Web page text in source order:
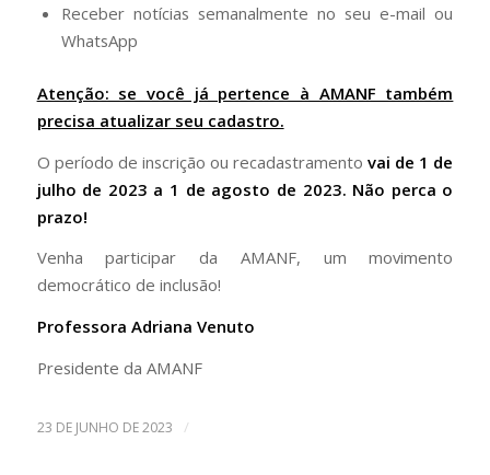
Receber notícias semanalmente no seu e-mail ou
WhatsApp
Atenção: se você já pertence à AMANF também
precisa atualizar seu cadastro.
O período de inscrição ou recadastramentovai de 1 de
julho de 2023 a 1 de agosto de 2023. Não perca o
prazo!
Venha participar da AMANF, um movimento
democrático de inclusão!
Professora Adriana Venuto
Presidente da AMANF
23 DE JUNHO DE 2023 /